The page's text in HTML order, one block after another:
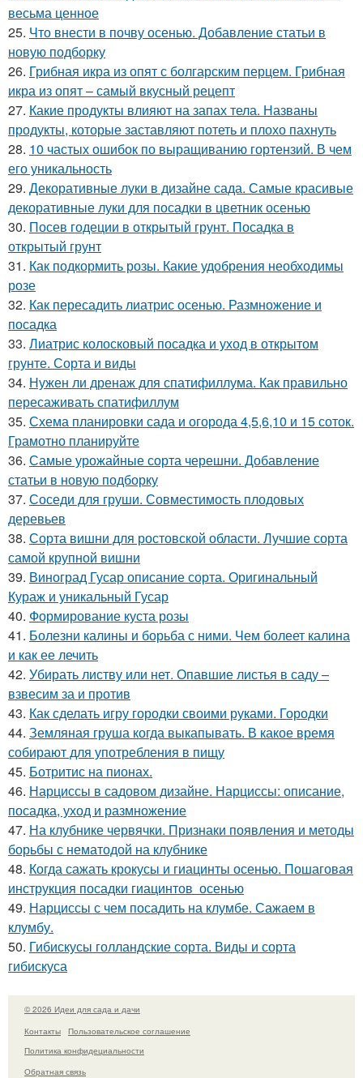
весьма ценное
25. Что внести в почву осенью. Добавление статьи в
новую подборку
26. Грибная икра из опят с болгарским перцем. Грибная
икра из опят – самый вкусный рецепт
27. Какие продукты влияют на запах тела. Названы
продукты, которые заставляют потеть и плохо пахнуть
28. 10 частых ошибок по выращиванию гортензий. В чем
его уникальность
29. Декоративные луки в дизайне сада. Самые красивые
декоративные луки для посадки в цветник осенью
30. Посев годеции в открытый грунт. Посадка в
открытый грунт
31. Как подкормить розы. Какие удобрения необходимы
розе
32. Как пересадить лиатрис осенью. Размножение и
посадка
33. Лиатрис колосковый посадка и уход в открытом
грунте. Сорта и виды
34. Нужен ли дренаж для спатифиллума. Как правильно
пересаживать спатифиллум
35. Схема планировки сада и огорода 4,5,6,10 и 15 соток.
Грамотно планируйте
36. Самые урожайные сорта черешни. Добавление
статьи в новую подборку
37. Соседи для груши. Совместимость плодовых
деревьев
38. Сорта вишни для ростовской области. Лучшие сорта
самой крупной вишни
39. Виноград Гусар описание сорта. Оригинальный
Кураж и уникальный Гусар
40. Формирование куста розы
41. Болезни калины и борьба с ними. Чем болеет калина
и как ее лечить
42. Убирать листву или нет. Опавшие листья в саду –
взвесим за и против
43. Как сделать игру городки своими руками. Городки
44. Земляная груша когда выкапывать. В какое время
собирают для употребления в пищу
45. Ботритис на пионах.
46. Нарциссы в садовом дизайне. Нарциссы: описание,
посадка, уход и размножение
47. На клубнике червячки. Признаки появления и методы
борьбы с нематодой на клубнике
48. Когда сажать крокусы и гиацинты осенью. Пошаговая
инструкция посадки гиацинтов осенью
49. Нарциссы с чем посадить на клумбе. Сажаем в
клумбу.
50. Гибискусы голландские сорта. Виды и сорта
гибискуса
© 2026 Идеи для сада и дачи
Контакты
Пользовательское соглашение
Политика конфидециальности
Обратная связь